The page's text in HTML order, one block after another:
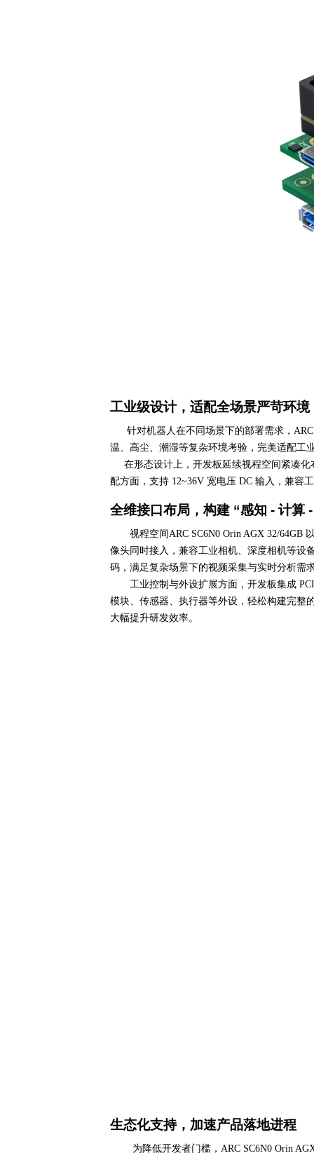
工业级设计，适配全场景严苛环境
针对机器人在不同场景下的部署需求，
温、高尘、潮湿等复杂环境考验，完美适配工
在形态设计上，开发板延续视程空间紧凑化
配方面，支持12~36V 宽电压 DC 输入，兼容
全维接口布局，构建“感知 - 计算
视程空间ARC SC6N0 Orin AGX 32/64GB
像头同时接入，兼容工业相机、深度相机等设
码，满足复杂场景下的视频采集与实时分析需
工业控制与外设扩展方面，开发板集成
模块、传感器、执行器等外设，轻松构建完整
大幅提升研发效率。
生态化支持，加速产品落地进程
为降低开发者门槛， ARC SC6N0 Orin